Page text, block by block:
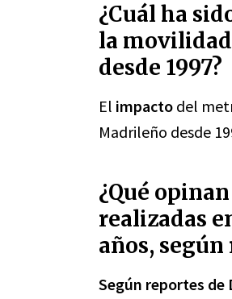
¿Cuál ha
la
desde 1997?
El impacto del
Madrileño desde
¿Qué
realizadas
años,
Según reportes de